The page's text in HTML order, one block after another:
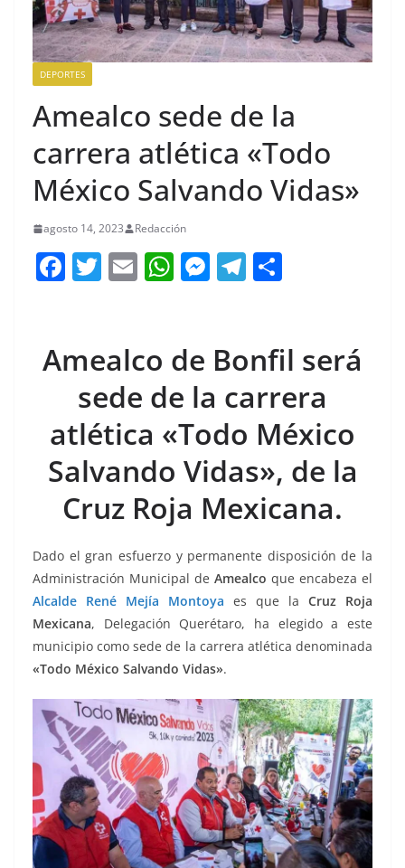
DEPORTES
Amealco sede de la
carrera atlética «Todo
México Salvando Vidas»
agosto 14, 2023 Redacción
F
e
b
o
o
k
T
er
E
l
W
s
A
p
p
M
e
n
g
er
T
gr
a
m
p
ar
tir
Amealco de Bonfil será
sede de la carrera
atlética «Todo México
Salvando Vidas», de la
Cruz Roja Mexicana.
Dado el gran esfuerzo y permanente disposición de la
Administración Municipal de Amealco que encabeza el
Alcalde René Mejía Montoya es que la Cruz Roja
Mexicana, Delegación Querétaro, ha elegido a este
municipio como sede de la carrera atlética denominada
«Todo México Salvando Vidas».